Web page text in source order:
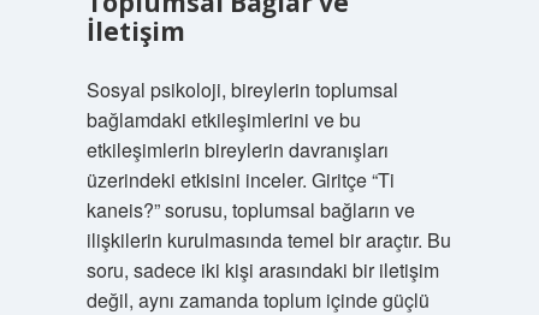
İletişim
Sosyal psikoloji, bireylerin toplumsal
bağlamdaki etkileşimlerini ve bu
etkileşimlerin bireylerin davranışları
üzerindeki etkisini inceler. Giritçe “Ti
kaneis?” sorusu, toplumsal bağların ve
ilişkilerin kurulmasında temel bir araçtır. Bu
soru, sadece iki kişi arasındaki bir iletişim
değil, aynı zamanda toplum içinde güçlü